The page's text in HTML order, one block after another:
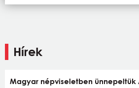
Hírek
Magyar népviseletben ünnepeltük